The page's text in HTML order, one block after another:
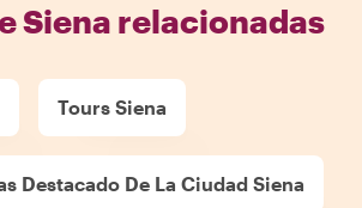
Siena relacionadas
Tours Siena
Destacado De La Ciudad Siena